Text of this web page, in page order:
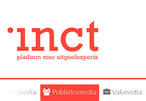
Alle media Publieksmedia Vakmedia